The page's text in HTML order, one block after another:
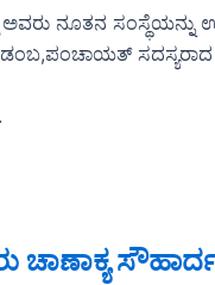
ನೂತನ ಸಂಸ್ಥೆಯನ್ನು
ಚಾಣಾಕ್ಯ